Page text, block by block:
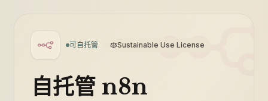
可自托管 Sustainable Use License
自托管 n8n